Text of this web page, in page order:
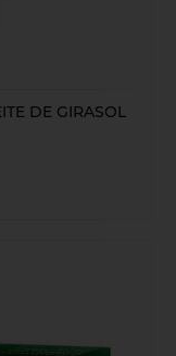
DE GIRASOL